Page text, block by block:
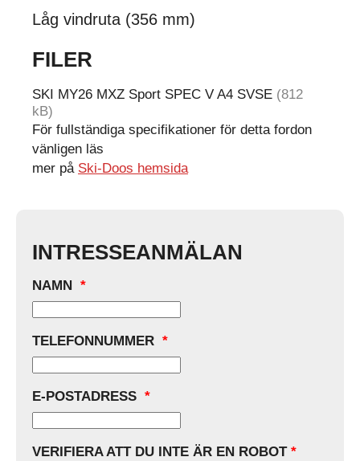
Låg vindruta (356 mm)
FILER
SKI MY26 MXZ Sport SPEC V A4 SVSE (812
kB)
För fullständiga specifikationer för detta fordon
vänligen läs
mer på Ski-Doos hemsida
INTRESSEANMÄLAN
NAMN *
TELEFONNUMMER *
E-POSTADRESS *
VERIFIERA ATT DU INTE ÄR EN ROBOT *